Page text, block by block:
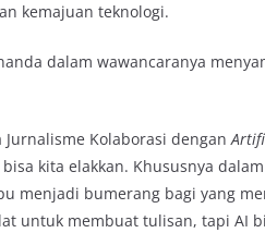
kemajuan teknologi.
dalam wawancaranya
Jurnalisme Kolaborasi dengan
kita elakkan. Khususnya
menjadi bumerang bagi yang
untuk membuat tulisan, tapi AI